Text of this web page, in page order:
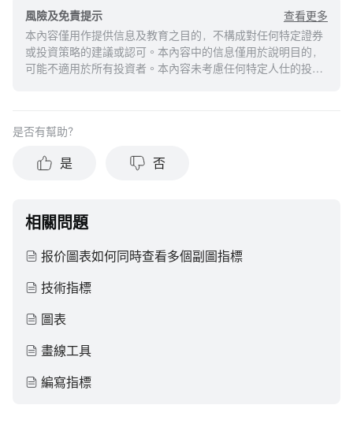
風險及免責提示
查看更多
本內容僅用作提供信息及教育之目的，不構成對任何特定證券
或投資策略的建議或認可。本內容中的信息僅用於說明目的，
可能不適用於所有投資者。本內容未考慮任何特定人仕的投資
結果。投資涉及風險和損失本金的可能性。moomoo對上述內
任何陳述或保證。
是否有幫助？
是 否
相關問題
报价圖表如何同時查看多個副圖指標
技術指標
圖表
畫線工具
編寫指標